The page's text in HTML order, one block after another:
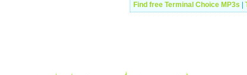
Find free Terminal Choice MP3s